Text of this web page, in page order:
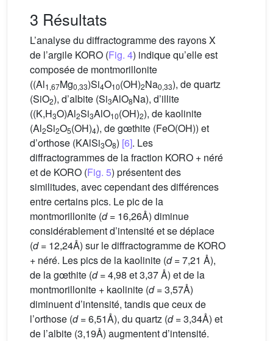
3 Résultats
L’analyse du diffractogramme des rayons X
de l’argile KORO (Fig. 4) indique qu’elle est
composée de montmorillonite
((Al1,67Mg0,33)Si4O10(OH)2Na0,33), de quartz
(SiO2), d’albite (Si3AlO8Na), d’illite
((K,H3O)Al2Si3AlO10(OH)2), de kaolinite
(Al2Si2O5(OH)4), de gœthite (FeO(OH)) et
d’orthose (KAlSi3O8) [6]. Les
diffractogrammes de la fraction KORO + néré
et de KORO (Fig. 5) présentent des
similitudes, avec cependant des différences
entre certains pics. Le pic de la
montmorillonite (d= 16,26Å) diminue
considérablement d’intensité et se déplace
(d= 12,24Å) sur le diffractogramme de KORO
+ néré. Les pics de la kaolinite (d= 7,21 Å),
de la gœthite (d= 4,98 et 3,37 Å) et de la
montmorillonite + kaolinite (d= 3,57Å)
diminuent d’intensité, tandis que ceux de
l’orthose (d= 6,51Å), du quartz (d= 3,34Å) et
de l’albite (3,19Å) augmentent d’intensité.